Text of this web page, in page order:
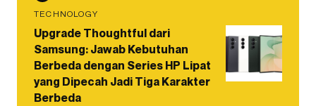
TECHNOLOGY
Upgrade Thoughtful dari
Samsung: Jawab Kebutuhan
Berbeda dengan Series HP Lipat
yang Dipecah Jadi Tiga Karakter
Berbeda